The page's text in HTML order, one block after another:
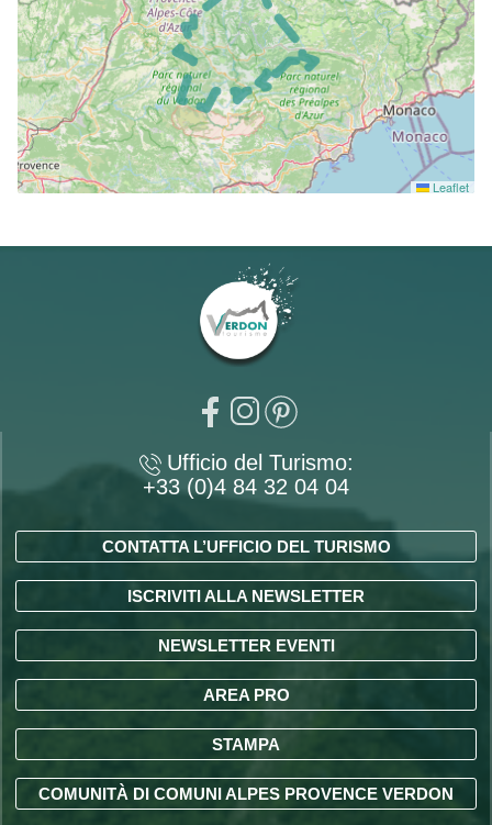
Leaflet
Ufficio del Turismo:
+33 (0)4 84 32 04 04
CONTATTA L’UFFICIO DEL TURISMO
ISCRIVITI ALLA NEWSLETTER
NEWSLETTER EVENTI
AREA PRO
STAMPA
COMUNITÀ DI COMUNI ALPES PROVENCE VERDON